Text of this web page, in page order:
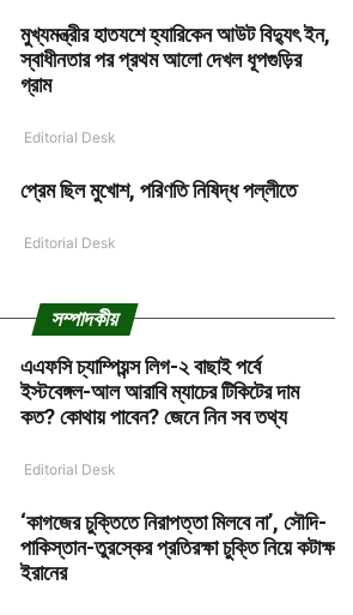
মুখ্যমন্ত্রীর হাতযশে হ্যারিকেন আউট বিদ্যুৎ ইন,
স্বাধীনতার পর প্রথম আলো দেখল ধূপগুড়ির
গ্রাম
Editorial Desk
প্রেম ছিল মুখোশ, পরিণতি নিষিদ্ধ পল্লীতে
Editorial Desk
সম্পাদকীয়
এএফসি চ্যাম্পিয়ন্স লিগ-২ বাছাই পর্বে
ইস্টবেঙ্গল-আল আরাবি ম্যাচের টিকিটের দাম
কত? কোথায় পাবেন? জেনে নিন সব তথ্য
Editorial Desk
‘কাগজের চুক্তিতে নিরাপত্তা মিলবে না’, সৌদি-
পাকিস্তান-তুরস্কের প্রতিরক্ষা চুক্তি নিয়ে কটাক্ষ
ইরানের